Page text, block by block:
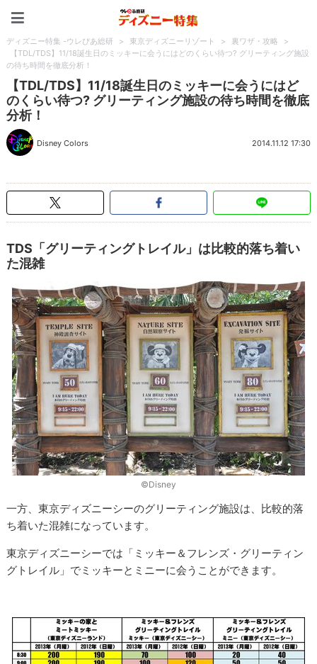
ディズニー特集 -ウレぴあ総研 > 東京ディズニーリゾート > 裏ワザ・攻略
>
【TDL/TDS】11/18誕生日のミッキーに会うにはどのくらい待つ? グリーティング施設
の待ち時間を徹底分析！
【TDL/TDS】11/18誕生日のミッキーに会うにはど
のくらい待つ? グリーティング施設の待ち時間を徹底
分析！
Disney Colors 2014.11.12 17:30
TDS「グリーティングトレイル」は比較的落ち着い
た混雑
©Disney
一方、東京ディズニーシーのグリーティング施設は、比較的落
ち着いた混雑になっています。
東京ディズニーシーでは「ミッキー＆フレンズ・グリーティン
グトレイル」でミッキーとミニーに会うことができます。